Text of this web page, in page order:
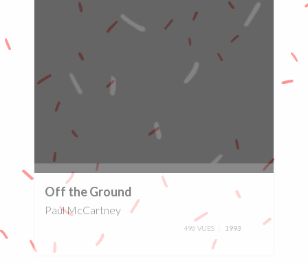
Off the Ground
Paul McCartney
496 VUES 1993